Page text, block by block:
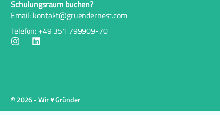
Schulungsraum buchen?
Email: kontakt@gruendernest.com
Telefon: +49 351 799909-70
© 2026 - Wir ♥ Gründer